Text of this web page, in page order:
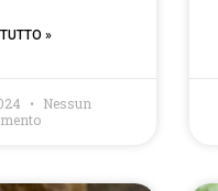
»
Nessun